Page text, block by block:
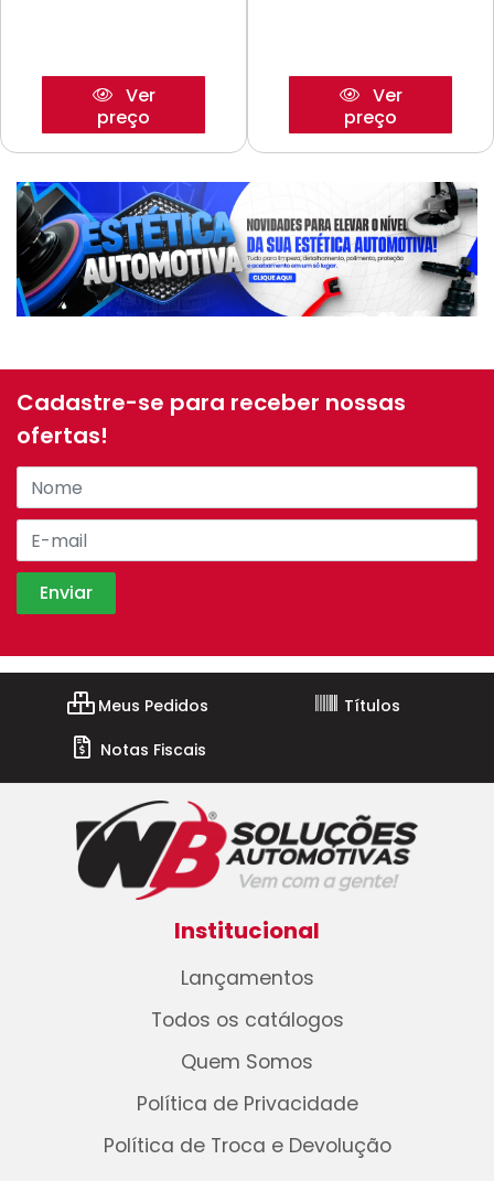
Ver
preço
Ver
preço
Cadastre-se para receber nossas
ofertas!
Meus Pedidos
Títulos
Notas Fiscais
Institucional
Lançamentos
Todos os catálogos
Quem Somos
Política de Privacidade
Política de Troca e Devolução